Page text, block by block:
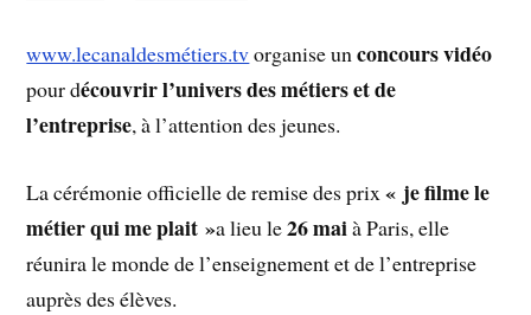
www.lecanaldesmétiers.tvorganise unconcours vidéo
pour découvrir l’univers des métiers et de
l’entreprise, à l’attention des jeunes.
La cérémonie officielle de remise des prix« je filme le
métier qui me plait »a lieu le26 maià Paris, elle
réunira le monde de l’enseignement et de l’entreprise
auprès des élèves.